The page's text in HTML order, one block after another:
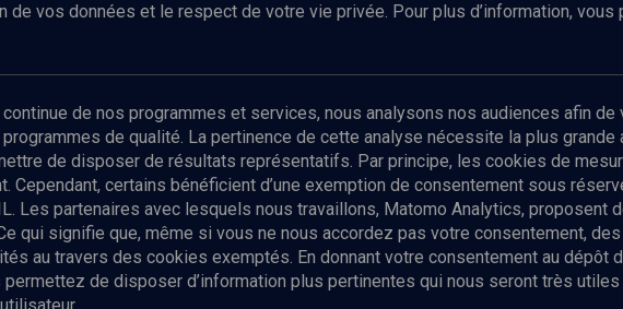
Abonnez-vous à notre newsletter
Envoyer
de vos données et le respect de votre vie privée. Pour plus d’information, vous
continue de nos programmes et services, nous analysons nos audiences afin de
de qualité. La pertinence de cette analyse nécessite la plus grande
de disposer de résultats représentatifs. Par principe, les cookies de
Cependant, certains bénéficient d’une exemption de consentement sous
Les partenaires avec lesquels nous travaillons, Matomo Analytics, proposent
qui signifie que, même si vous ne nous accordez pas votre consentement,
au travers des cookies exemptés. En donnant votre consentement au dépôt
de disposer d’information plus pertinentes qui nous seront très